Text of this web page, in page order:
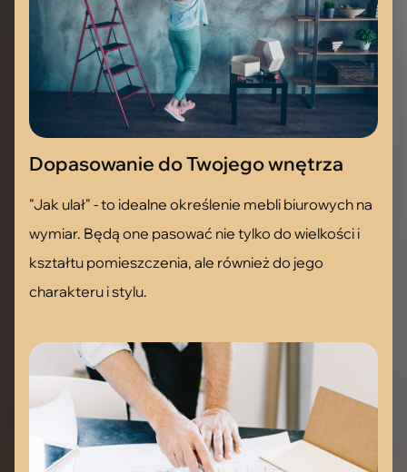
Dopasowanie do Twojego wnętrza
"Jak ulał" - to idealne określenie mebli biurowych na
wymiar. Będą one pasować nie tylko do wielkości i
kształtu pomieszczenia, ale również do jego
charakteru i stylu.